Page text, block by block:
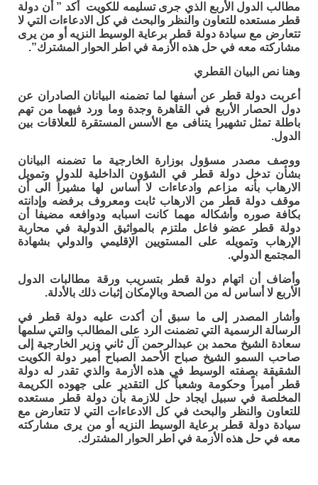
مطالب الدول الأربع الذي جرى تسليمه للكويت أكد ” أن دولة
قطر مستعده للتعاون والنظر والبحث في كل الادعاءات التي لا
تتعارض مع سيادة دولة قطر برعاية الوسيط النزيه أو من يرى
مشاركته معه في حل هذه الأزمة في اطر الحوار المشترك”.
وهنا نص البيان القطري
أعربت دولة قطر عن أسفها لما تضمنه البيانان الصادران عن
دول الحصار الأربع في القاهرة وجدة وما ورد فيهما من تهم
باطلة تمثل تشهيرا يتنافى مع الأسس المستقرة للعلاقات بين
الدول.
ووصف مصدر مسؤول بوزارة الخارجية ما تضمنه البيانان
بشأن تدخل دولة قطر في الشؤون الداخلية للدول وتمويل
الارهاب بأنه مزاعم وادعاءات لا أساس لها مشيراً الى أن
موقف دولة قطر من الارهاب ثابت ومعروف برفضه وإدانته
بكافة صوره وأشكاله مهما كانت اسبابه ودوافعه مضيفا أن
دولة قطر عضو فاعل ملتزم بالمواثيق الدولية في محاربة
الإرهاب وتمويله على المستويين الإقليمي والدولي بشهادة
المجتمع الدولي.
وأضاف أن اتهام دولة قطر بتسريب ورقة مطالبات الدول
الأربع لا أساس له من الصحة وبالإمكان إثبات ذلك بالأدلة.
وأشار المصدر إلى ما سبق أن أكدت عليه دولة قطر في
الرسالة الرسمية التي تضمنت الرد على المطالب والتي سلمها
سعادة الشيخ محمد بن عبدالرحمن آل ثاني وزير الخارجية إلى
صاحب السمو الشيخ صباح الأحمد الصباح أمير دولة الكويت
الشقيقة بصفته الوسيط في هذه الأزمة والذي تقدر له دولة
قطر أميراً وحكومة وشعباً كل التقدير على جهوده الكريمة
المخلصة في سبيل ايجاد حل للازمة بأن دولة قطر مستعده
للتعاون والنظر والبحث في كل الادعاءات التي لا تتعارض مع
سيادة دولة قطر برعاية الوسيط النزيه أو من يرى مشاركته
معه في حل هذه الأزمة في اطر الحوار المشترك.